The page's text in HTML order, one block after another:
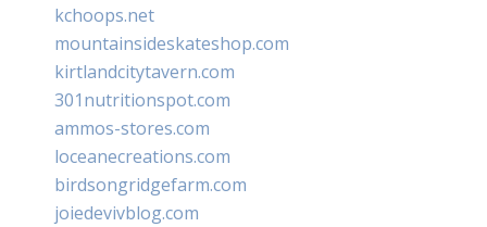
kchoops.net
mountainsideskateshop.com
kirtlandcitytavern.com
301nutritionspot.com
ammos-stores.com
loceanecreations.com
birdsongridgefarm.com
joiedevivblog.com